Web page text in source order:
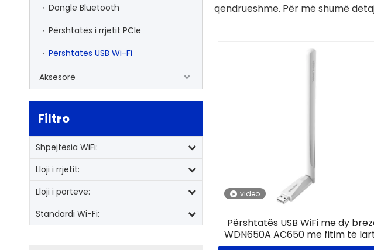
Dongle Bluetooth
Përshtatës i rrjetit PCIe
Përshtatës USB Wi-Fi
Aksesorë
Filtro
Shpejtësia WiFi:
Lloji i rrjetit:
Lloji i porteve:
Standardi Wi-Fi:
qëndrueshme. Për më shumë
video
Përshtatës USB WiFi me dy
WDN650A AC650 me fitim të